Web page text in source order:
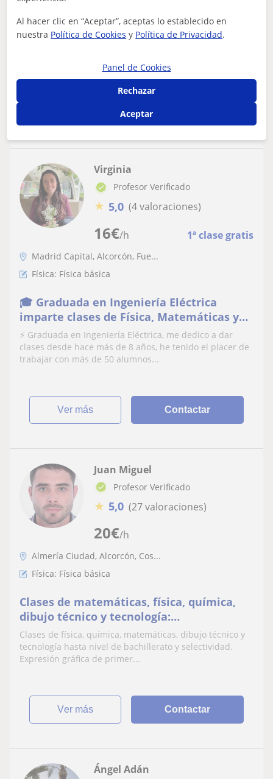
y claridad!
¡Hola! Soy Angeles Martinez, ingeniera con amplia
16€/h 1ª clase gratis
Virginia
Profesor Verificado
★ 5,0 (4 valoraciones)
Madrid Capital, Alcorcón, Fue...
Física: Física básica
🎓 Graduada en Ingeniería Eléctrica
imparte clases de Física, Matemáticas y
Química (Todos los niveles)
⚡ Graduada en Ingeniería Eléctrica, me dedico a dar
clases desde hace más de 8 años, he tenido el placer de
trabajar con más de 50 alumnos...
ver más Contactar
20€/h
Juan Miguel
Profesor Verificado
★ 5,0 (27 valoraciones)
Almería Ciudad, Alcorcón, Cos...
Física: Física básica
Clases de matemáticas, física, química,
dibujo técnico y tecnología:
secundaria/universidad/ingeniería
Clases de física, química, matemáticas, dibujo técnico y
tecnología hasta nivel de bachillerato y selectividad.
Expresión gráfica de primer...
ver más Contactar
Ángel Adán
Al hacer clic en “Aceptar”, aceptas lo establecido en
nuestra Política de Cookies y Política de Privacidad.
Panel de Cookies
Rechazar
Aceptar